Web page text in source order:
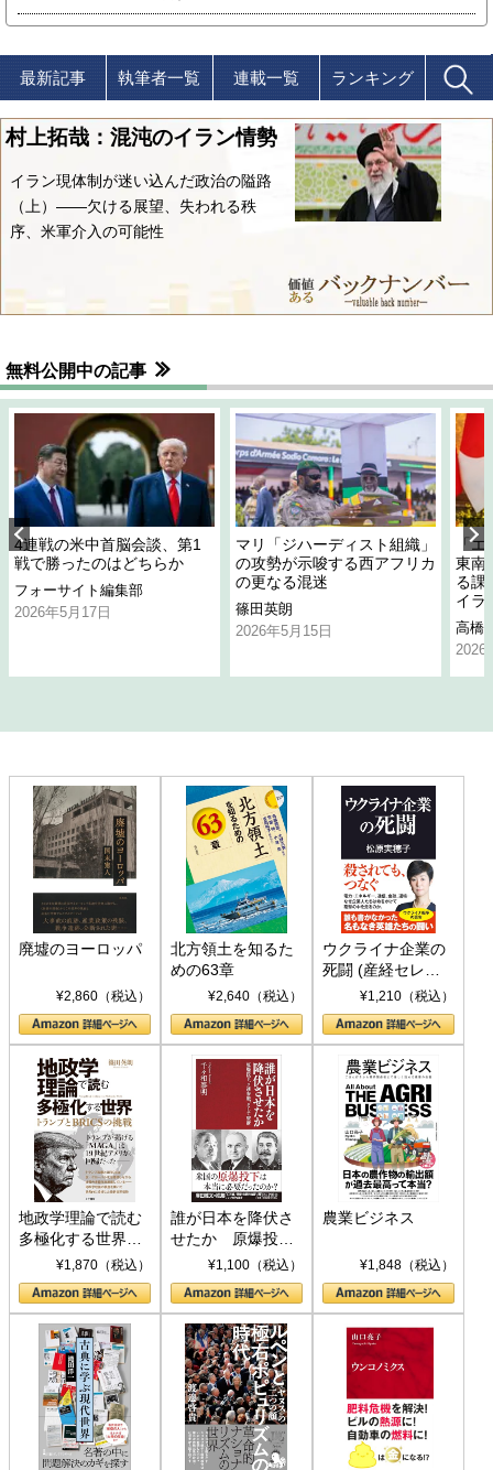
最新記事 執筆者一覧 連載一覧 ランキング
村上拓哉：混沌のイラン情勢
イラン現体制が迷い込んだ政治の隘路
（上）――欠ける展望、失われる秩
序、米軍介入の可能性
無料公開中の記事
4連戦の米中首脳会談、第1
戦で勝ったのはどちらか
フォーサイト編集部
2026年5月17日
マリ「ジハーディスト組織」
の攻勢が示唆する西アフリカ
の更なる混迷
篠田英朗
2026年5月15日
「
東南
る課
イラ
高橋
2026
廃墟のヨーロッパ
¥2,860（税込）
北方領土を知るた
めの63章
¥2,640（税込）
ウクライナ企業の
死闘 (産経セレク
ト S 039)¥1,210（税込）
地政学理論で読む
多極化する世界：
トランプとBRICS
の挑戦
¥1,870（税込）
誰が日本を降伏さ
せたか 原爆投
下、ソ連参戦、そ
して聖断 (PHP新
書)
¥1,100（税込）
農業ビジネス
¥1,848（税込）